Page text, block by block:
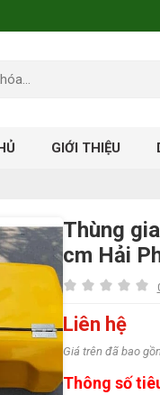
GIỚI THIỆU
Thùng
cm Hải
Liên hệ
Giá trên đã bao
Thông số